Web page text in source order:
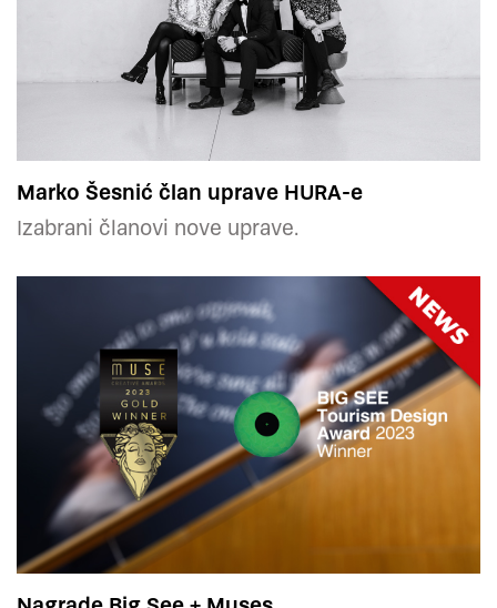
Marko Šesnić član uprave HURA-e
Izabrani članovi nove uprave.